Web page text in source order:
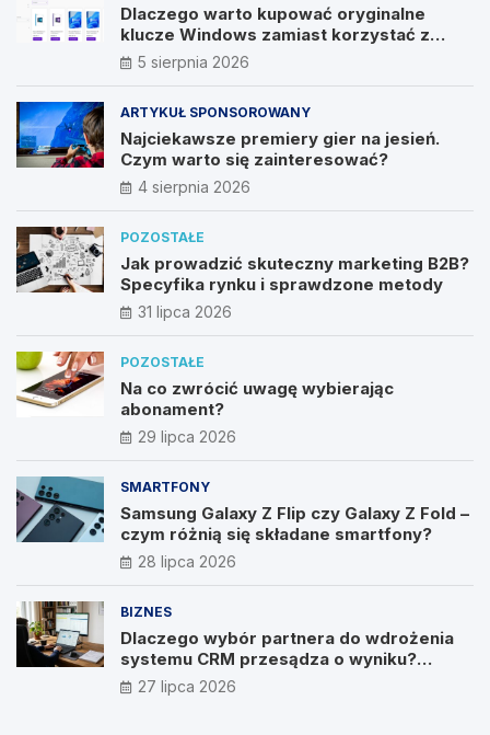
Dlaczego warto kupować oryginalne
klucze Windows zamiast korzystać z
nieautoryzowanych źródeł?
5 sierpnia 2026
ARTYKUŁ SPONSOROWANY
Najciekawsze premiery gier na jesień.
Czym warto się zainteresować?
4 sierpnia 2026
POZOSTAŁE
Jak prowadzić skuteczny marketing B2B?
Specyfika rynku i sprawdzone metody
31 lipca 2026
POZOSTAŁE
Na co zwrócić uwagę wybierając
abonament?
29 lipca 2026
SMARTFONY
Samsung Galaxy Z Flip czy Galaxy Z Fold –
czym różnią się składane smartfony?
28 lipca 2026
BIZNES
Dlaczego wybór partnera do wdrożenia
systemu CRM przesądza o wyniku?
Wywiad z Pawłem Prymakowskim, CEO IT
Vision
27 lipca 2026